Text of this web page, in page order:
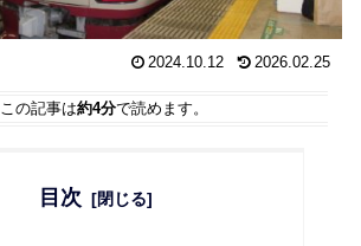
2024.10.12 2026.02.25
この記事は約4分で読めます。
目次